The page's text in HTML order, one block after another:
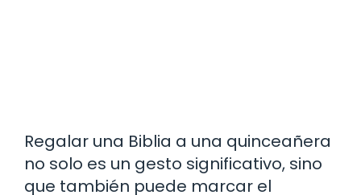
Regalar una Biblia a una quinceañera
no solo es un gesto significativo, sino
que también puede marcar el